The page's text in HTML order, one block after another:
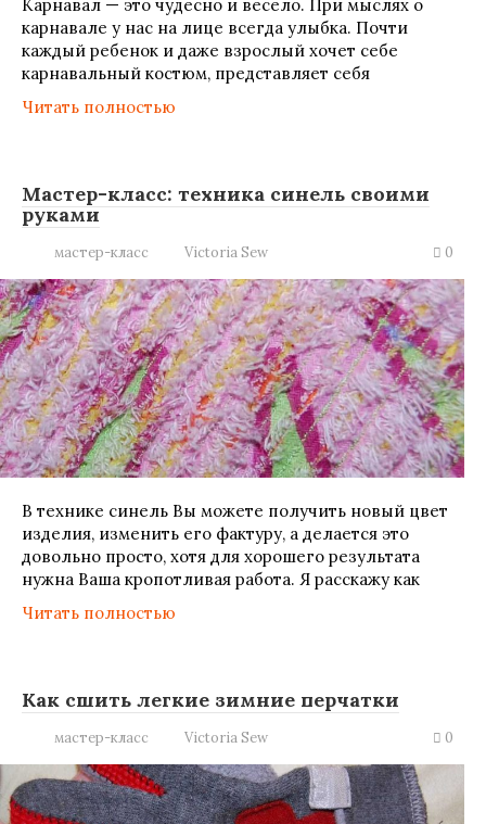
Карнавал — это чудесно и весело. При мыслях о
карнавале у нас на лице всегда улыбка. Почти
каждый ребенок и даже взрослый хочет себе
карнавальный костюм, представляет себя
Читать полностью
Мастер-класс: техника синель своими
руками
мастер-класс Victoria Sew 0
В технике синель Вы можете получить новый цвет
изделия, изменить его фактуру, а делается это
довольно просто, хотя для хорошего результата
нужна Ваша кропотливая работа. Я расскажу как
Читать полностью
Как сшить легкие зимние перчатки
мастер-класс Victoria Sew 0